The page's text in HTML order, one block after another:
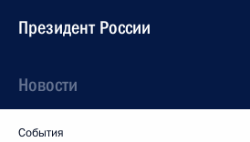
Президент России
Новости
События